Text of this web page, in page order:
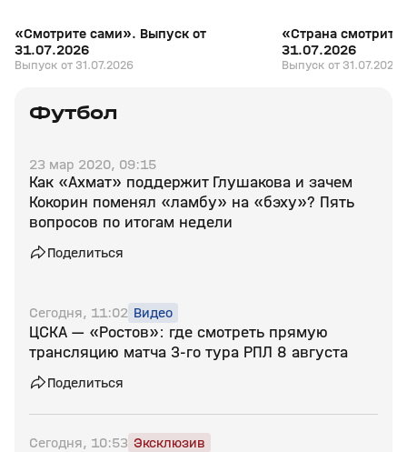
«Смотрите сами». Выпуск от
31.07.2026
Выпуск от 31.07.2026
«Страна смотрит
31.07.2026
Выпуск от 31.07.2026
Футбол
23 мар 2020, 09:15
Как «Ахмат» поддержит Глушакова и зачем
Кокорин поменял «ламбу» на «бэху»? Пять
вопросов по итогам недели
Поделиться
Сегодня, 11:02 Видео
ЦСКА — «Ростов»: где смотреть прямую
трансляцию матча 3‑го тура РПЛ 8 августа
Поделиться
Сегодня, 10:53 Эксклюзив